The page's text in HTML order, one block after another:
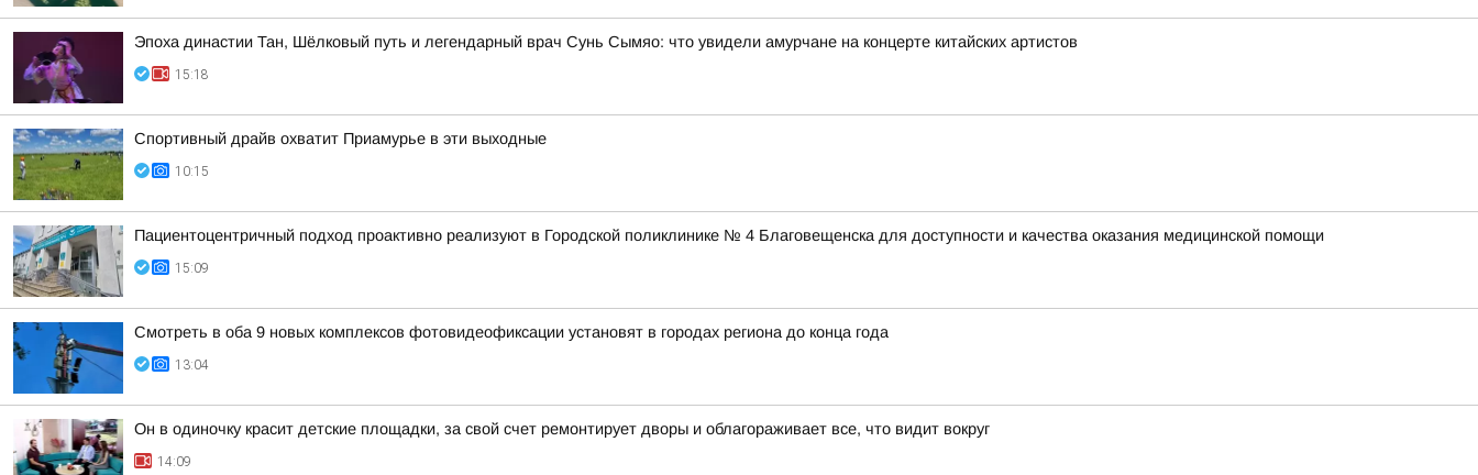
Эпоха династии Тан, Шёлковый путь и легендарный врач Сунь Сымяо: что увидели амурчане на концерте китайских артистов
15:18
Спортивный драйв охватит Приамурье в эти выходные
10:15
Пациентоцентричный подход проактивно реализуют в Городской поликлинике № 4 Благовещенска для доступности и качества оказания медицинской помощи
15:09
Смотреть в оба 9 новых комплексов фотовидеофиксации установят в городах региона до конца года
13:04
Он в одиночку красит детские площадки, за свой счет ремонтирует дворы и облагораживает все, что видит вокруг
14:09